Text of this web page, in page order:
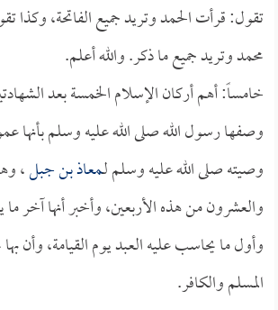
تقول: قرأت الحمد وتريد جميع الفاتحة،
محمد وتريد جميع ما ذكر. والله أعلم.
خامساً: أهم أركان الإسلام الخمسة بعد
وصفها رسول الله صلى الله عليه وسلم بأنها
وصيته صلى الله عليه وسلم لـمعاذ بن جبل،
والعشرون من هذه الأربعين، وأخبر أنها آخر
وأول ما يحاسب عليه العبد يوم القيامة، وأن
المسلم والكافر.